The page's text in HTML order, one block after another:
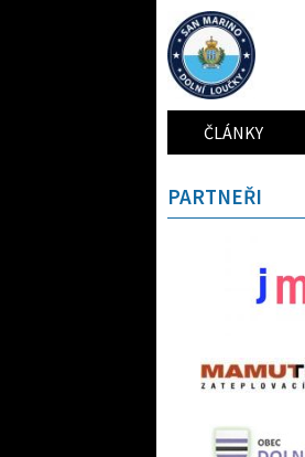
ČLÁNKY
PARTNEŘI